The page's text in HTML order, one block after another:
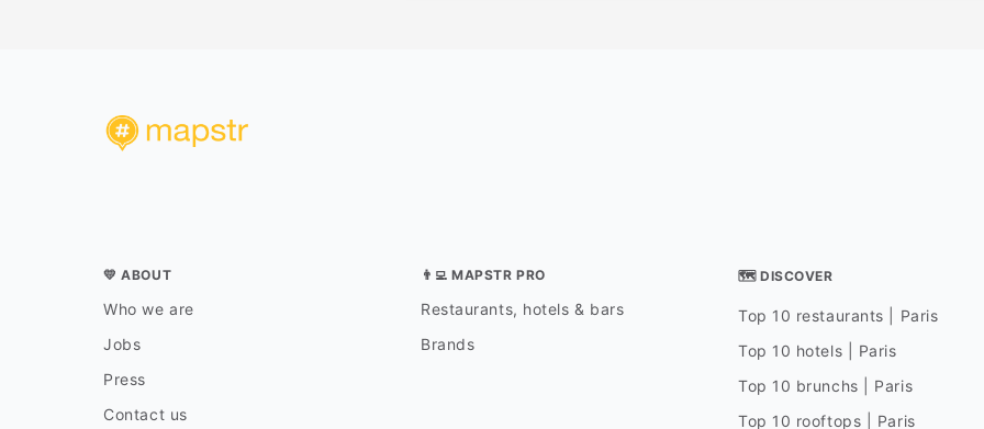
💛 ABOUT
Who we are
Jobs
Press
Contact us
👨‍💻 MAPSTR PRO
Restaurants, hotels & bars
Brands
🗺 DISCOVER
Top 10 restaurants | Paris
Top 10 hotels | Paris
Top 10 brunchs | Paris
Top 10 rooftops | Paris